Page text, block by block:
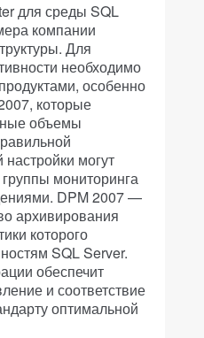
для среды SQL
компании
Для
необходимо
особенно
которые
объемы
могут
мониторинга
DPM 2007 —
архивирования
которого
SQL Server.
обеспечит
и соответствие
оптимальной